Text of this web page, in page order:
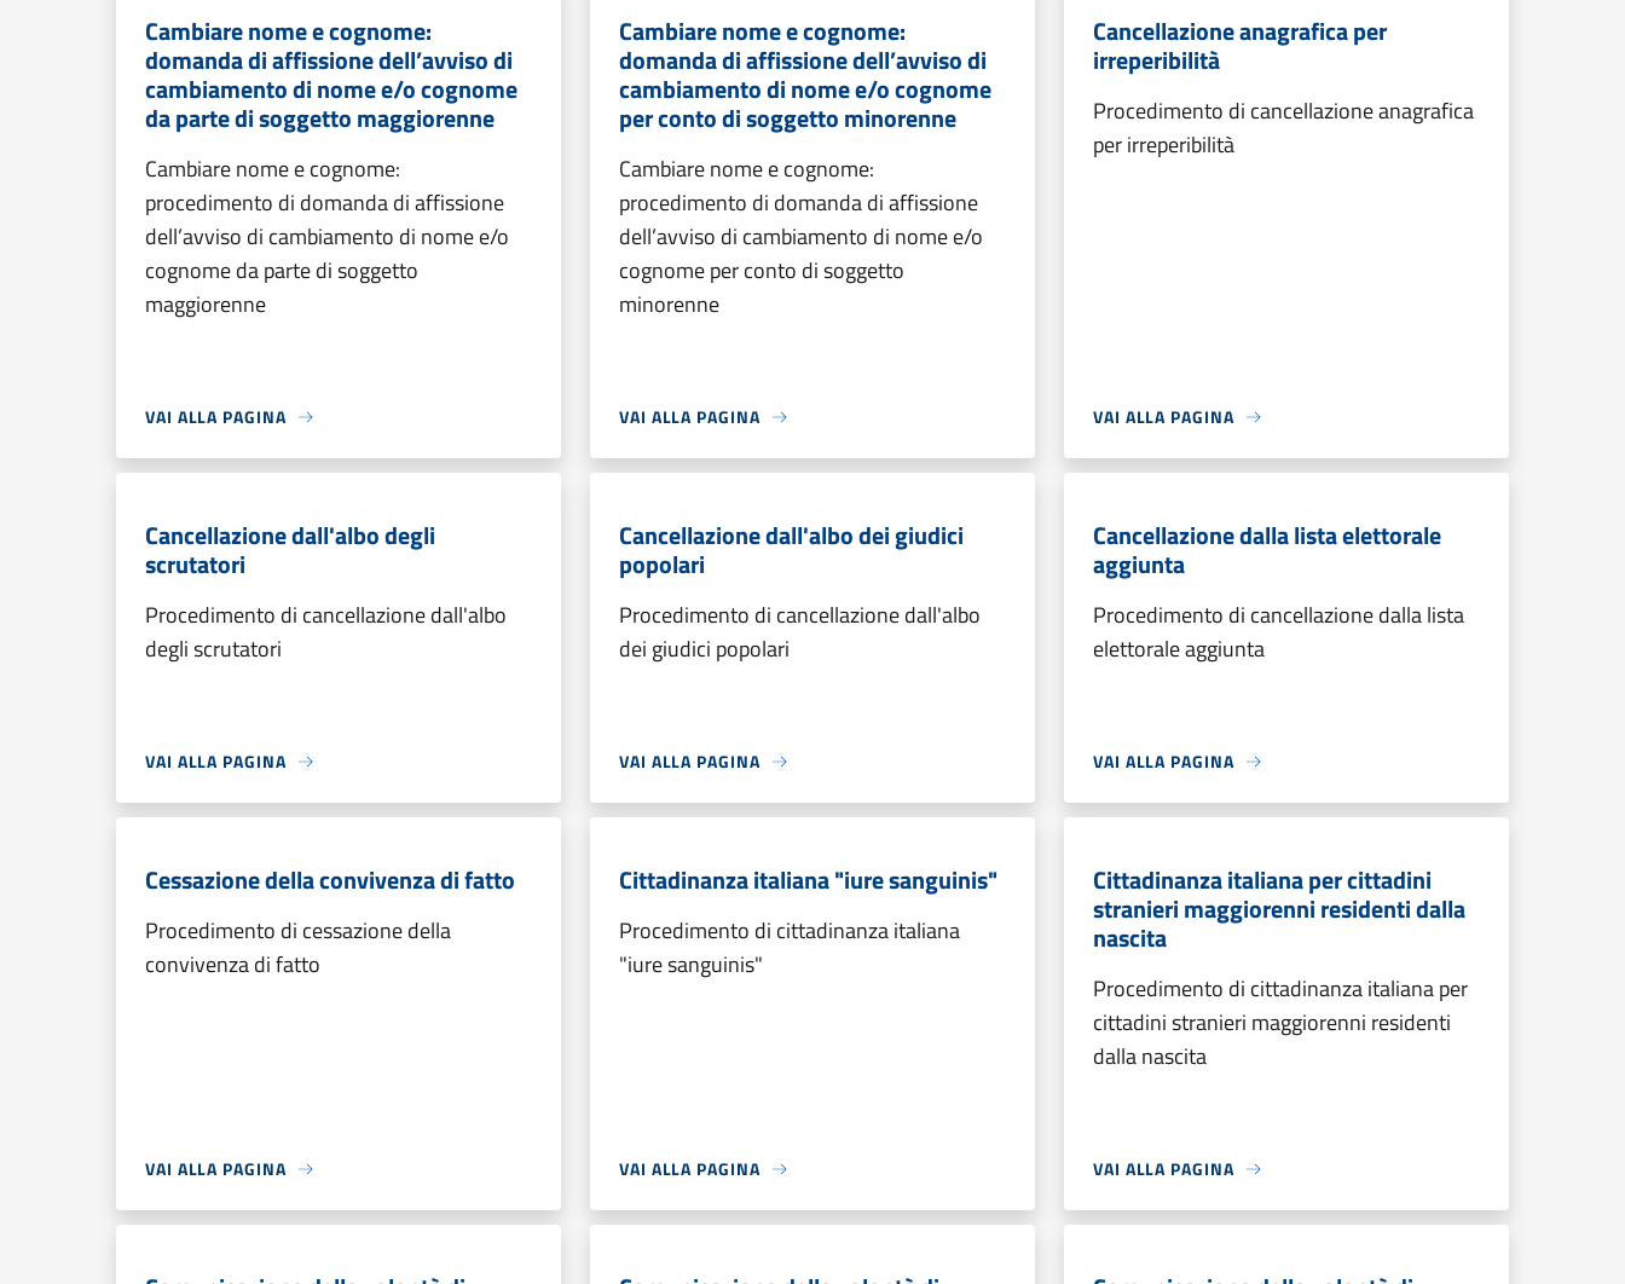
Cambiare nome e cognome:
domanda di affissione dell’avviso di
cambiamento di nome e/o cognome
da parte di soggetto maggiorenne
Cambiare nome e cognome:
procedimento di domanda di affissione
dell’avviso di cambiamento di nome e/o
cognome da parte di soggetto
maggiorenne
VAI ALLA PAGINA
Cambiare nome e cognome:
domanda di affissione dell’avviso di
cambiamento di nome e/o cognome
per conto di soggetto minorenne
Cambiare nome e cognome:
procedimento di domanda di affissione
dell’avviso di cambiamento di nome e/o
cognome per conto di soggetto
minorenne
VAI ALLA PAGINA
Cancellazione anagrafica per
irreperibilità
Procedimento di cancellazione anagrafica
per irreperibilità
VAI ALLA PAGINA
Cancellazione dall'albo degli
scrutatori
Procedimento di cancellazione dall'albo
degli scrutatori
VAI ALLA PAGINA
Cancellazione dall'albo dei giudici
popolari
Procedimento di cancellazione dall'albo
dei giudici popolari
VAI ALLA PAGINA
Cancellazione dalla lista elettorale
aggiunta
Procedimento di cancellazione dalla lista
elettorale aggiunta
VAI ALLA PAGINA
Cessazione della convivenza di fatto
Procedimento di cessazione della
convivenza di fatto
VAI ALLA PAGINA
Cittadinanza italiana "iure sanguinis"
Procedimento di cittadinanza italiana
"iure sanguinis"
VAI ALLA PAGINA
Cittadinanza italiana per cittadini
stranieri maggiorenni residenti dalla
nascita
Procedimento di cittadinanza italiana per
cittadini stranieri maggiorenni residenti
dalla nascita
VAI ALLA PAGINA